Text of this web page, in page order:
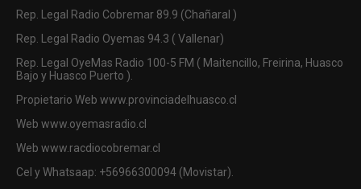
Rep. Legal Radio Cobremar 89.9 (Chañaral )
Rep. Legal Radio Oyemas 94.3 ( Vallenar)
Rep. Legal OyeMas Radio 100-5 FM ( Maitencillo, Freirina, Huasco
Bajo y Huasco Puerto ).
Propietario Web www.provinciadelhuasco.cl
Web www.oyemasradio.cl
Web www.racdiocobremar.cl
Cel y Whatsaap: +56966300094 (Movistar).